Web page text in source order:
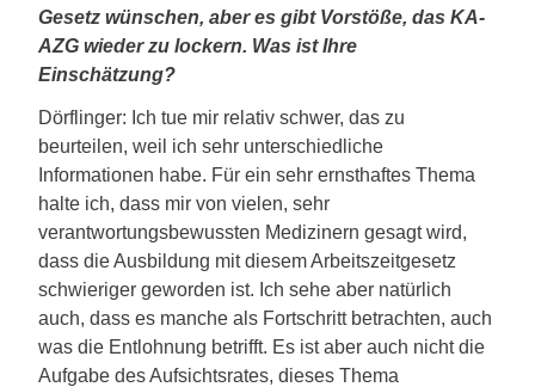
Gesetz wünschen, aber es gibt Vorstöße, das KA-
AZG wieder zu lockern. Was ist Ihre
Einschätzung?
Dörflinger: Ich tue mir relativ schwer, das zu
beurteilen, weil ich sehr unterschiedliche
Informationen habe. Für ein sehr ernsthaftes Thema
halte ich, dass mir von vielen, sehr
verantwortungsbewussten Medizinern gesagt wird,
dass die Ausbildung mit diesem Arbeitszeitgesetz
schwieriger geworden ist. Ich sehe aber natürlich
auch, dass es manche als Fortschritt betrachten, auch
was die Entlohnung betrifft. Es ist aber auch nicht die
Aufgabe des Aufsichtsrates, dieses Thema